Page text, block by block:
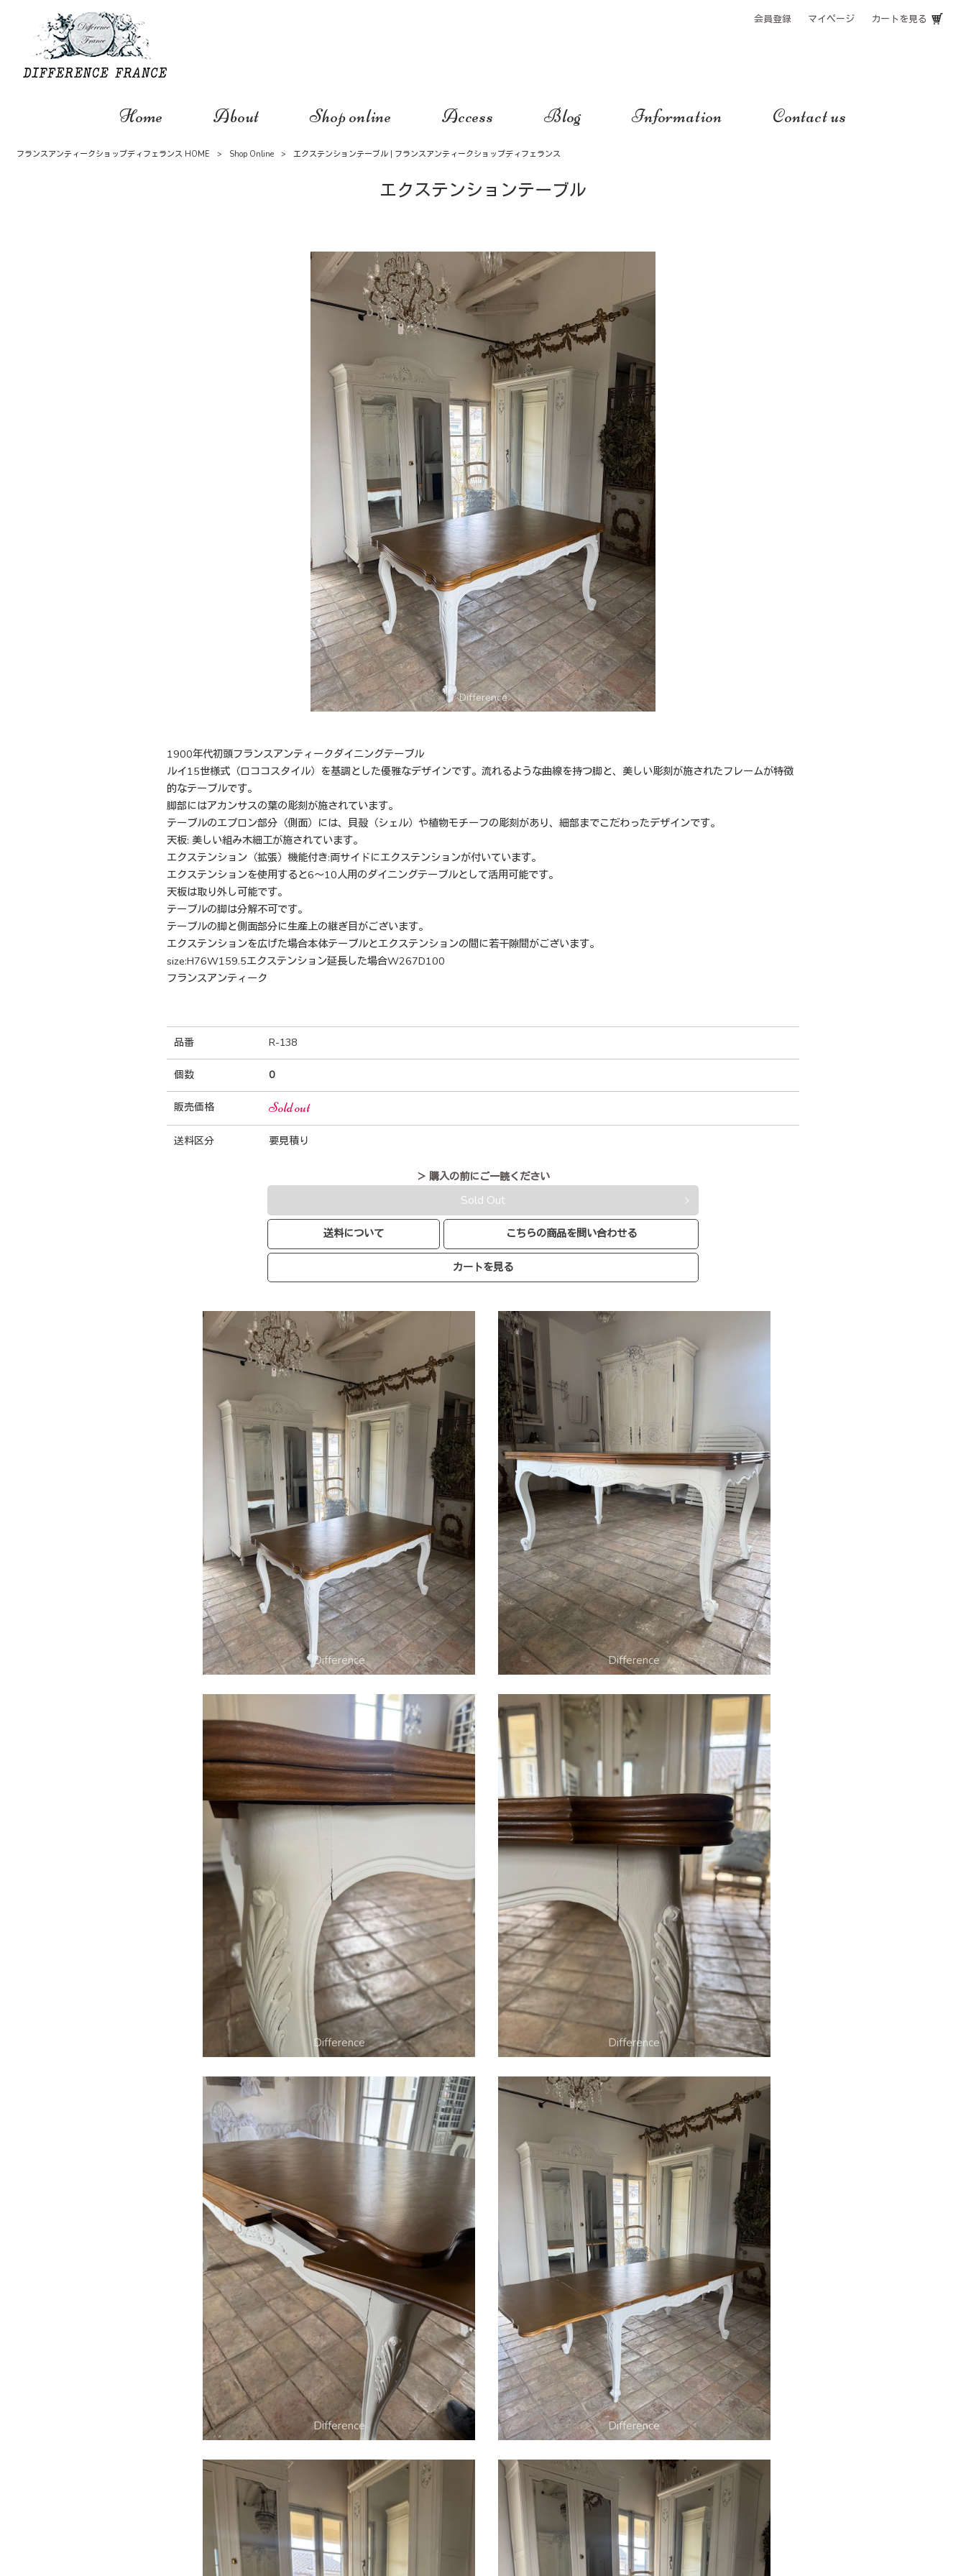
会員登録 マイページ カートを見る
Home About Shop online Access Blog Information Contact us
フランスアンティークショップディフェランス HOME > Shop Online > エクステンションテーブル | フランスアンティークショップディフェランス
エクステンションテーブル
1900年代初頭フランスアンティークダイニングテーブル
ルイ15世様式（ロココスタイル）を基調とした優雅なデザインです。流れるような曲線を持つ脚と、美しい彫刻が施されたフレームが特徴
的なテーブルです。
脚部にはアカンサスの葉の彫刻が施されています。
テーブルのエプロン部分（側面）には、貝殻（シェル）や植物モチーフの彫刻があり、細部までこだわったデザインです。
天板: 美しい組み木細工が施されています。
エクステンション（拡張）機能付き:両サイドにエクステンションが付いています。
エクステンションを使用すると6～10人用のダイニングテーブルとして活用可能です。
天板は取り外し可能です。
テーブルの脚は分解不可です。
テーブルの脚と側面部分に生産上の継ぎ目がございます。
エクステンションを広げた場合本体テーブルとエクステンションの間に若干隙間がございます。
size:H76W159.5エクステンション延長した場合W267D100
フランスアンティーク
品番 R-138
個数 0
販売価格 Sold out
送料区分 要見積り
＞ 購入の前にご一読ください
Sold Out
送料について こちらの商品を問い合わせる
カートを見る